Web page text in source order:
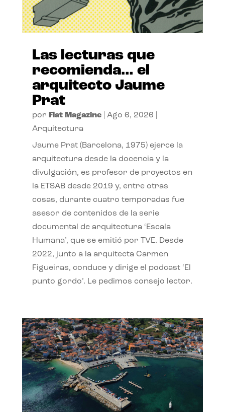
Las lecturas que
recomienda… el
arquitecto Jaume
Prat
por Flat Magazine| Ago 6, 2026
Arquitectura
Jaume Prat (Barcelona, 1975) ejerce la
arquitectura desde la docencia y la
divulgación, es profesor de proyectos en
la ETSAB desde 2019 y, entre otras
cosas, durante cuatro temporadas fue
asesor de contenidos de la serie
documental de arquitectura ‘Escala
Humana’, que se emitió por TVE. Desde
2022, junto a la arquitecta Carmen
Figueiras, conduce y dirige el podcast ‘El
punto gordo’. Le pedimos consejo lector.